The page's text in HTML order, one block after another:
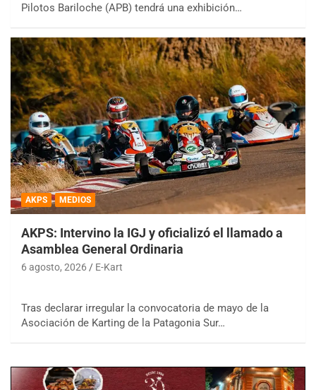
Pilotos Bariloche (APB) tendrá una exhibición…
AKPS MEDIOS
AKPS: Intervino la IGJ y oficializó el llamado a
Asamblea General Ordinaria
6 agosto, 2026 E-Kart
Tras declarar irregular la convocatoria de mayo de la
Asociación de Karting de la Patagonia Sur…